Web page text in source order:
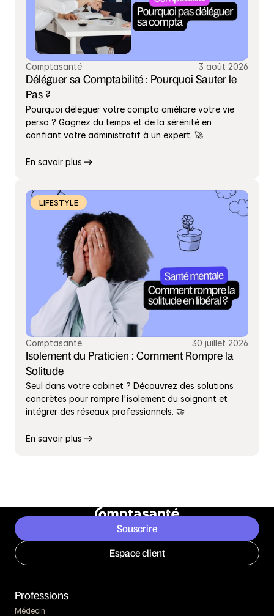
Comptasanté 3 août 2026
Déléguer sa Comptabilité : Pourquoi Sauter le
Pas ?
Pourquoi déléguer votre compta améliore votre vie
perso ? Gagnez du temps et de la sérénité en
confiant votre administratif à un expert. 🚀
En savoir plus
LIFESTYLE
Comptasanté 30 juillet 2026
Isolement du Praticien : Comment Rompre la
Solitude
Seul dans votre cabinet ? Découvrez des solutions
concrètes pour rompre l'isolement du soignant et
intégrer des réseaux professionnels. 🤝
En savoir plus
Souscrire
Espace client
Professions
Médecin